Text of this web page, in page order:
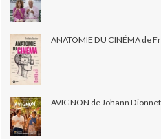
ANATOMIE DU CINÉMA de
AVIGNON de Johann Dionnet